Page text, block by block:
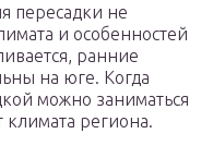
пересадки не
и особенностей
ранние
на юге. Когда
можно заниматься
региона.